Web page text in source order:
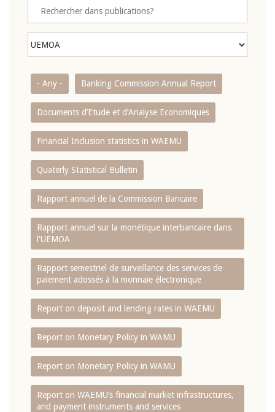
- Any - Banking Commission Annual Report
Documents d’Etude et d’Analyse Economiques
Financial Inclusion statistics in WAEMU
Quaterly Statistical Bulletin
Rapport annuel de la Commission Bancaire
Rapport annuel sur la monétique interbancaire dans
l'UEMOA
Rapport semestriel de surveillance des services de
paiement adossés à la monnaie électronique
Report on deposit and lending rates in WAEMU
Report on Monetary Policy in WAMU
Report on Monetary Policy in WAMU
Report on WAEMU’s financial market infrastructures,
and payment instruments and services